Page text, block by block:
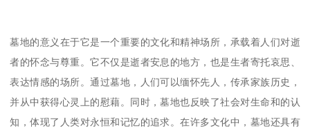
墓地的意义在于它是一个重要的文化和精神场所，承载着人们对逝
者的怀念与尊重。它不仅是逝者安息的地方，也是生者寄托哀思、
表达情感的场所。通过墓地，人们可以缅怀先人，传承家族历史，
并从中获得心灵上的慰藉。同时，墓地也反映了社会对生命和的认
知，体现了人类对永恒和记忆的追求。在许多文化中，墓地还具有